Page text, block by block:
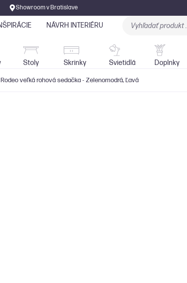
Showroom v Bratislave
Sedačky
NÁVRH INTERIÉRU
Stoly Skrinky Svietidlá Doplnky
veľká rohová sedačka - Zelenomodrá, Ľavá